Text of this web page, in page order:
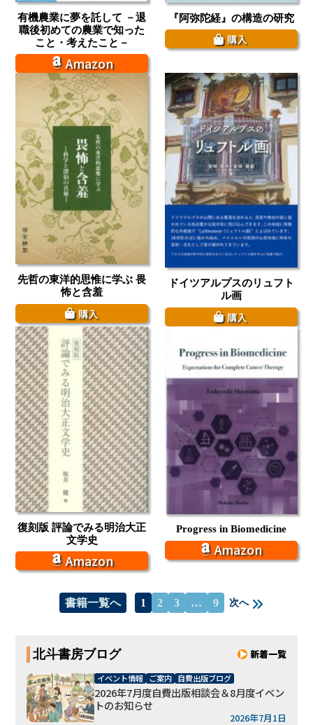
有機農業に夢を託して －退
職後初めての農業で知った
こと・考えたこと－
Amazon
『阿弥陀経』の構造の研究
購入
先哲の東洋的思惟に学ぶ 畏
怖と含羞
購入
ドイツアルプスのリュフト
ル画
購入
復刻版 評論でみる明治大正
文学史
Amazon
Progress in Biomedicine
Amazon
書籍一覧へ 1 2 3 … 9 次へ
北斗書房ブログ 新着一覧
イベント情報 ご案内 自費出版ブログ
2026年7月度自費出版相談会＆8月度イベン
トのお知らせ
2026年7月1日